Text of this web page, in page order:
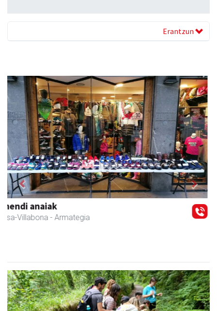
Erantzun
Iraola aholkularitza
Amasa-Villabona - Abokatuak
Previous Next